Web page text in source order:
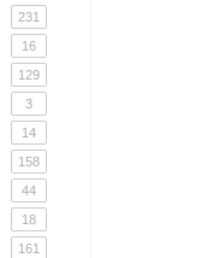
231
16
129
3
14
158
44
18
161